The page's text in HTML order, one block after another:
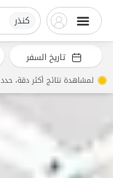
کنذر
تاريخ السفر
لمشاهدة نتائج أكثر دقة، حدد